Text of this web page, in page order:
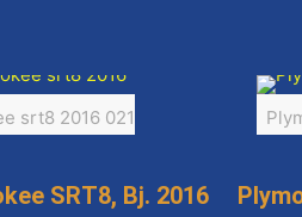
srt8 2016 021
SRT8, Bj. 2016